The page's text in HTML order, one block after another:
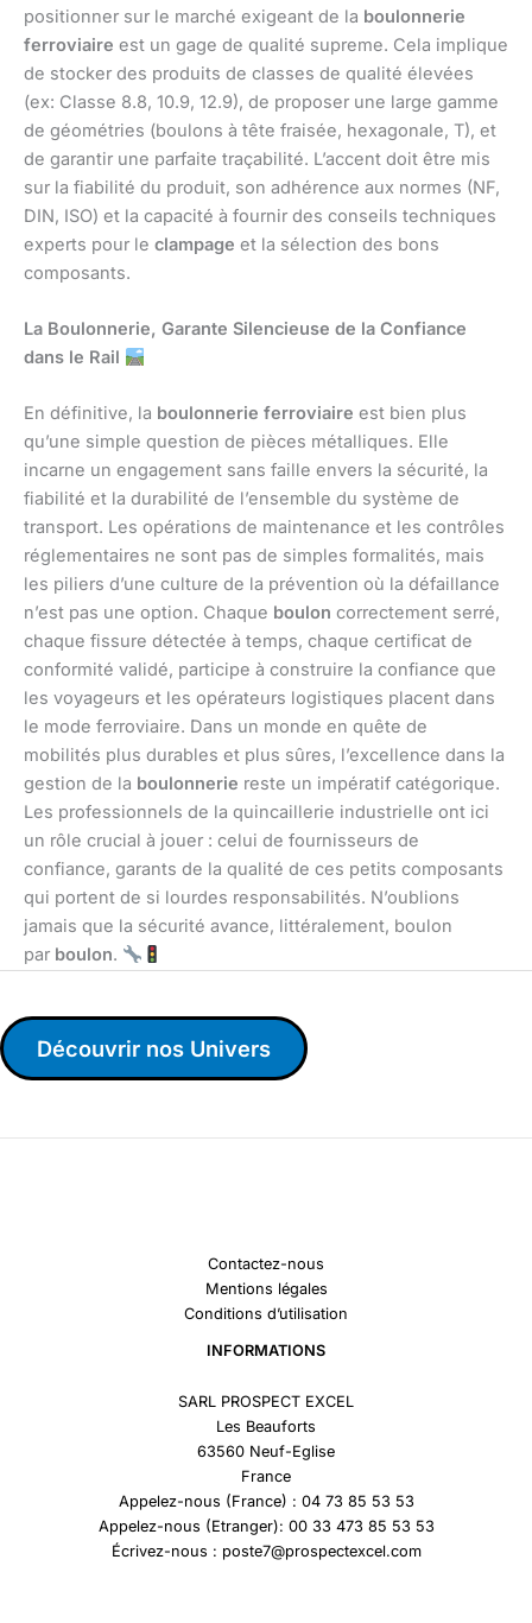
positionner sur le marché exigeant de la boulonnerie
ferroviaire est un gage de qualité supreme. Cela implique
de stocker des produits de classes de qualité élevées
(ex: Classe 8.8, 10.9, 12.9), de proposer une large gamme
de géométries (boulons à tête fraisée, hexagonale, T), et
de garantir une parfaite traçabilité. L’accent doit être mis
sur la fiabilité du produit, son adhérence aux normes (NF,
DIN, ISO) et la capacité à fournir des conseils techniques
experts pour le clampage et la sélection des bons
composants.
La Boulonnerie, Garante Silencieuse de la Confiance
dans le Rail
En définitive, la boulonnerie ferroviaire est bien plus
qu’une simple question de pièces métalliques. Elle
incarne un engagement sans faille envers la sécurité, la
fiabilité et la durabilité de l’ensemble du système de
transport. Les opérations de maintenance et les contrôles
réglementaires ne sont pas de simples formalités, mais
les piliers d’une culture de la prévention où la défaillance
n’est pas une option. Chaque boulon correctement serré,
chaque fissure détectée à temps, chaque certificat de
conformité validé, participe à construire la confiance que
les voyageurs et les opérateurs logistiques placent dans
le mode ferroviaire. Dans un monde en quête de
mobilités plus durables et plus sûres, l’excellence dans la
gestion de la boulonnerie reste un impératif catégorique.
Les professionnels de la quincaillerie industrielle ont ici
un rôle crucial à jouer : celui de fournisseurs de
confiance, garants de la qualité de ces petits composants
qui portent de si lourdes responsabilités. N’oublions
jamais que la sécurité avance, littéralement, boulon
par boulon.
Découvrir nos Univers
Contactez-nous
Mentions légales
Conditions d’utilisation
INFORMATIONS
SARL PROSPECT EXCEL
Les Beauforts
63560 Neuf-Eglise
France
Appelez-nous (France) : 04 73 85 53 53
Appelez-nous (Etranger): 00 33 473 85 53 53
Écrivez-nous : poste7@prospectexcel.com